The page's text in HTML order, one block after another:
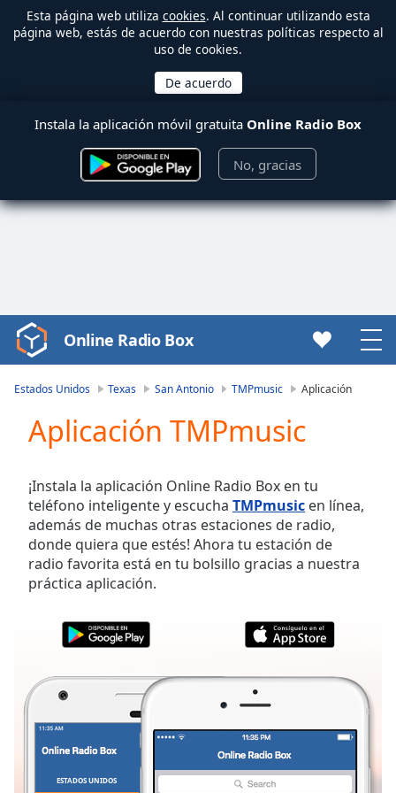
Esta página web utiliza cookies. Al continuar utilizando esta
página web, estás de acuerdo con nuestras políticas respecto al
uso de cookies.
Instala la aplicación móvil gratuita Online Radio Box
No, gracias
Video
Player
Play
Video
Skip
Backward
Skip
Forward
Mute
Current
Time0:00
Duration-:-
Stream
Type
LIVE
Seek to
currently
Online Radio Box
Estados Unidos Texas San Antonio TMPmusic Aplicación
Aplicación TMPmusic
¡Instala la aplicación Online Radio Box en tu
teléfono inteligente y escucha TMPmusic en línea,
además de muchas otras estaciones de radio,
donde quiera que estés! Ahora tu estación de
radio favorita está en tu bolsillo gracias a nuestra
práctica aplicación.
ESTADOS UNIDOS